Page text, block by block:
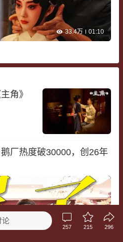
33.4万 01:10
角》
厂热度破30000，创26年
论
257 215 296